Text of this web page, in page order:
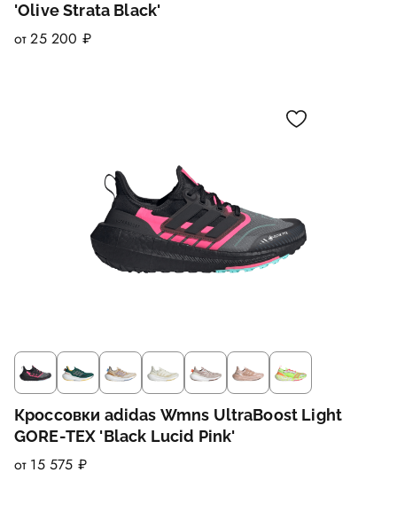
'Olive Strata Black'
от 25 200 ₽
Кроссовки adidas Wmns UltraBoost Light
GORE-TEX 'Black Lucid Pink'
от 15 575 ₽